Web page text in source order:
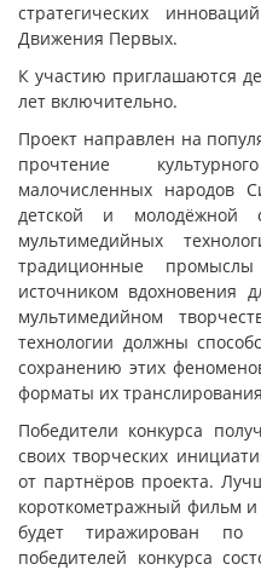
стратегических
Движения Первых.
К участию приглашаются
лет включительно.
Проект направлен на
прочтение
малочисленных народов
детской и молодёжной
мультимедийных
традиционные
источником
мультимедийном
технологии должны
сохранению этих
форматы их
Победители конкурса
своих творческих
от партнёров проекта.
короткометражный фильм и
будет тиражирован по
победителей конкурса